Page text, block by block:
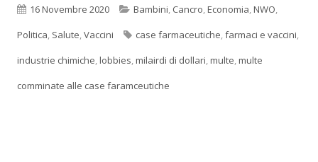
Pubblicato
16 Novembre 2020 Categorie
Bambini, Cancro,Economia,NWO,
Politica, Salute,Vaccini Tag
case farmaceutiche,farmaci e vaccini,
industrie chimiche,lobbies,milairdi di dollari,multe,multe
comminate alle case faramceutiche